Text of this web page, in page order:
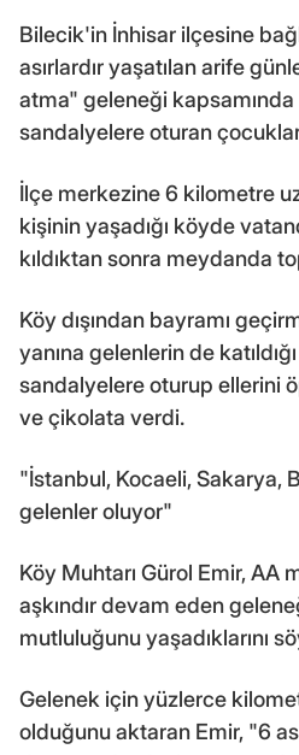
Bilecik'in İnhisar ilçesine
asırlardır yaşatılan arife
atma" geleneği
sandalyelere oturan
İlçe merkezine 6 kilometre
kişinin yaşadığı köyde
kıldıktan sonra meydanda
Köy dışından bayramı
yanına gelenlerin de
sandalyelere oturup ellerini
ve çikolata verdi.
"İstanbul, Kocaeli, Sakarya,
gelenler oluyor"
Köy Muhtarı Gürol Emir, AA
aşkındır devam eden
mutluluğunu yaşadıklarını
Gelenek için yüzlerce
olduğunu aktaran Emir, "6